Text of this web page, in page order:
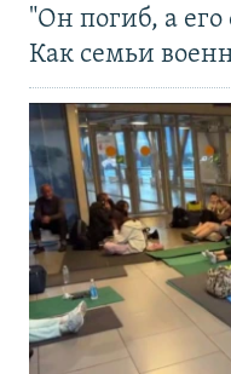
"Он погиб, а
Как семьи